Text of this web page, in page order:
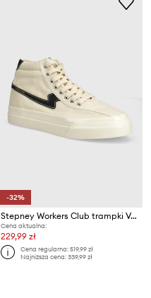
-32%
Stepney Workers Club trampki Varden S-Strike Canvas
Cena aktualna:
229,99 zł
Cena regularna:519,99 zł
Najniższa cena:339,99 zł